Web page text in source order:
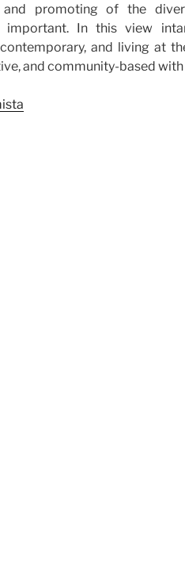
and promoting of the
important. In this view
and living at
and community-based